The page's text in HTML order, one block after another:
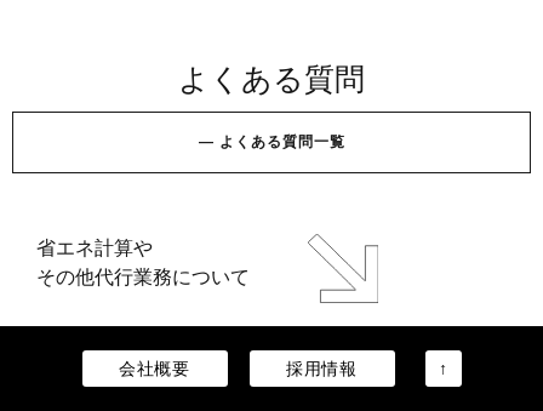
よくある質問
— よ く ある質問一覧
省エネ計算や
その他代行業務について
会社概要 採用情報 ↑